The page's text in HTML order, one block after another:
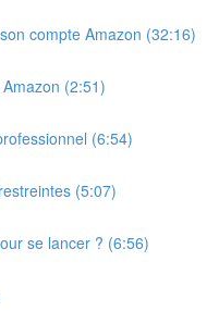
compte Amazon (32:16)
(2:51)
(6:54)
(5:07)
se lancer ? (6:56)